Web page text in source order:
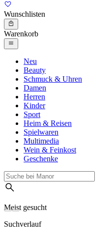
Wunschlisten
Warenkorb
Neu
Beauty
Schmuck & Uhren
Damen
Herren
Kinder
Sport
Heim & Reisen
Spielwaren
Multimedia
Wein & Feinkost
Geschenke
Meist gesucht
Suchverlauf